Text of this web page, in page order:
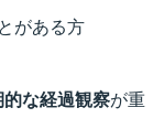
がある方
な経過観察が重